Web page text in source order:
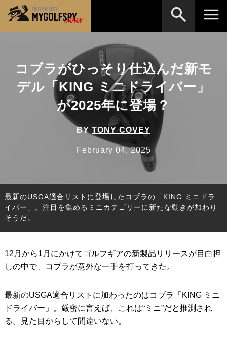
コブラがひっそり仕込んだ新モ
デル「KING ミニドライバー」
が2025年に登場？
BY TONY COVEY
February 04, 2025
最新のUSGA適合リストに登場したコブラの「KING ミニドラ
イバー」。注目を集めるミニカテゴリーに新たな動きが加わり
そうだ。
12月から1月にかけてゴルフギアの新製品リリースが目白押
しの中で、コブラが意外な一手を打ってきた。
最新のUSGA適合リストに加わったのはコブラ「KING ミニ
ドライバー」。厳密に言えば、これは“ミニ”だと推測され
る。見た目からして間違いない。
テストランキング
NEW RELEASES 新製品情報
HOW TO ゴルフ上達・実践テクニック
テスト・データ検証
ゴルフニュース
FAIRWAY WOODS フェアウェイウッド
HYBRIDS
WEDGES ウェッジ
OTHER その他
Editor’s Picks
※メーカー名やクラブ名など、検索したい事柄を入
力してください。
検索